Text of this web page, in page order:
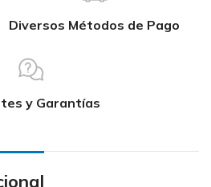
Diversos Métodos de Pago
y Garantías